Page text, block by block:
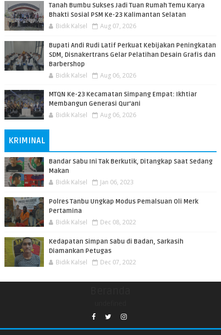
Tanah Bumbu Sukses Jadi Tuan Rumah Temu Karya
Bhakti Sosial PSM Ke-23 Kalimantan Selatan
Bidik Kalsel Aug 07, 2026
Bupati Andi Rudi Latif Perkuat Kebijakan Peningkatan
SDM, Disnakertrans Gelar Pelatihan Desain Grafis dan
Barbershop
Bidik Kalsel Aug 06, 2026
MTQN Ke-23 Kecamatan Simpang Empat: Ikhtiar
Membangun Generasi Qur’ani
Bidik Kalsel Aug 06, 2026
KRIMINAL
Bandar Sabu Ini Tak Berkutik, Ditangkap Saat Sedang
Makan
Bidik Kalsel Jan 06, 2023
Polres Tanbu Ungkap Modus Pemalsuan Oli Merk
Pertamina
Bidik Kalsel Dec 08, 2022
Kedapatan Simpan Sabu di Badan, Sarkasih
Diamankan Petugas
Bidik Kalsel Dec 07, 2022